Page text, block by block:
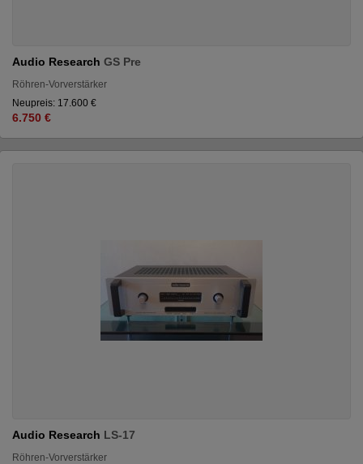
Audio Research GS Pre
Röhren-Vorverstärker
Neupreis: 17.600 €
6.750 €
Audio Research LS-17
Röhren-Vorverstärker